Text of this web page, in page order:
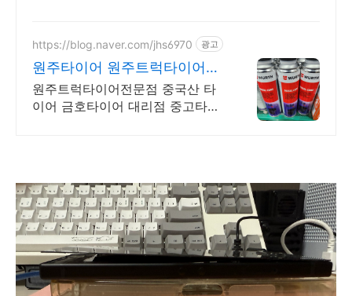
https://blog.naver.com/jhs6970 광고
원주타이어 원주트럭타이어전
문
원주트럭타이어전문점 중국산 타
이어 금호타이어 대리점 중고타이